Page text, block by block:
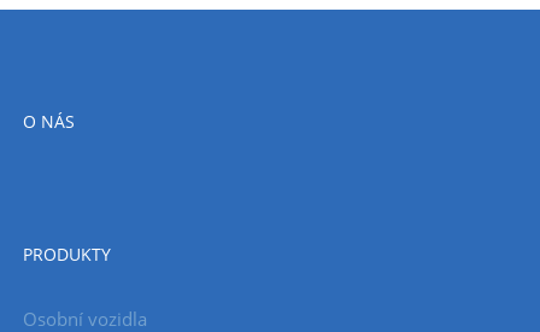
O NÁS
PRODUKTY
Osobní vozidla